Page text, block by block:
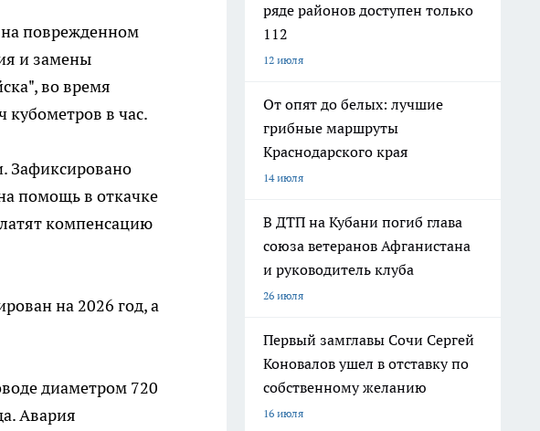
поврежденном
и замены
во время
кубометров в час.
Зафиксировано
помощь в откачке
компенсацию
на 2026 год, а
диаметром 720
Авария
ряде районов доступен только
112
12 июля
От опят до белых: лучшие
грибные маршруты
Краснодарского края
14 июля
В ДТП на Кубани погиб глава
союза ветеранов Афганистана
и руководитель клуба
26 июля
Первый замглавы Сочи Сергей
Коновалов ушел в отставку по
собственному желанию
16 июля